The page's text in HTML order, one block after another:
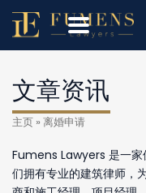
文章资讯
主页 » 离婚申请
Fumens Lawyers 是一家
们拥有专业的建筑律师，